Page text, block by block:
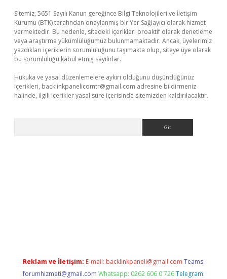
Sitemiz, 5651 Sayılı Kanun gereğince Bilgi Teknolojileri ve İletişim
Kurumu (BTK) tarafından onaylanmış bir Yer Sağlayıcı olarak hizmet
vermektedir. Bu nedenle, sitedeki içerikleri proaktif olarak denetleme
veya araştırma yükümlülüğümüz bulunmamaktadır. Ancak, üyelerimiz
yazdıkları içeriklerin sorumluluğunu taşımakta olup, siteye üye olarak
bu sorumluluğu kabul etmiş sayılırlar.
Hukuka ve yasal düzenlemelere aykırı olduğunu düşündüğünüz
içerikleri, backlinkpanelicomtr@gmail.com adresine bildirmeniz
halinde, ilgili içerikler yasal süre içerisinde sitemizden kaldırılacaktır.
Reklam ve İletişim: E-mail: backlinkpaneli@gmail.com Teams:
forumhizmeti@gmail.com Whatsapp: 0262 606 0 726 Telegram: